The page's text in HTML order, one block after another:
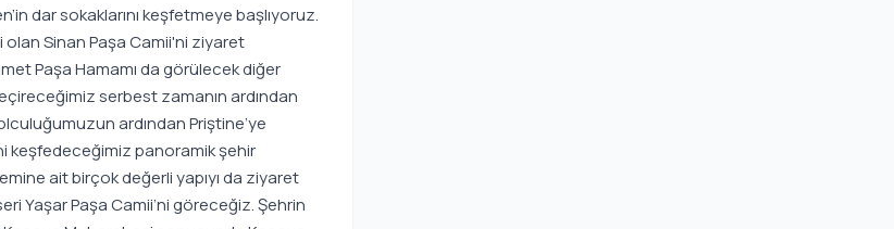
dar sokaklarını keşfetmeye başlıyoruz.
olan Sinan Paşa Camii'ni ziyaret
Paşa Hamamı da görülecek diğer
serbest zamanın ardından
ardından Priştine’ye
keşfedeceğimiz panoramik şehir
ait birçok değerli yapıyı da ziyaret
Yaşar Paşa Camii’ni göreceğiz. Şehrin